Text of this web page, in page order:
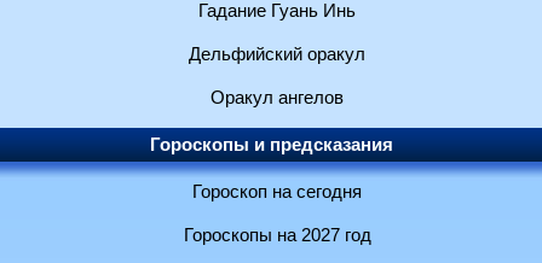
Гадание Гуань Инь
Дельфийский оракул
Оракул ангелов
Гороскопы и предсказания
Гороскоп на сегодня
Гороскопы на 2027 год